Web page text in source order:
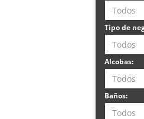
Todos
Tipo de
Todos
Alcobas:
Todos
Baños:
Todos